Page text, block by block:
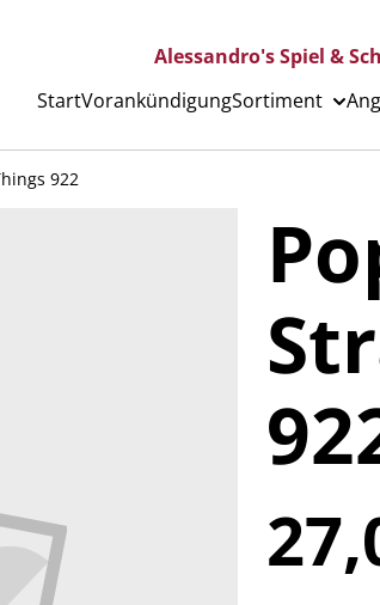
Alessandro's Spiel &
StartVorankündigungSortiment
922